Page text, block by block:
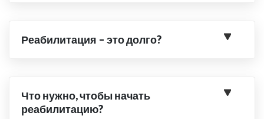
Реабилитация – это долго?
Что нужно, чтобы начать
реабилитацию?